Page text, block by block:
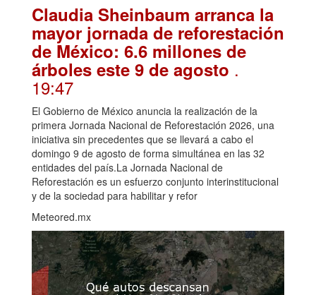
Claudia Sheinbaum arranca la
mayor jornada de reforestación
de México: 6.6 millones de
árboles este 9 de agosto .
19:47
El Gobierno de México anuncia la realización de la
primera Jornada Nacional de Reforestación 2026, una
iniciativa sin precedentes que se llevará a cabo el
domingo 9 de agosto de forma simultánea en las 32
entidades del país.La Jornada Nacional de
Reforestación es un esfuerzo conjunto interinstitucional
y de la sociedad para habilitar y refor
Meteored.mx